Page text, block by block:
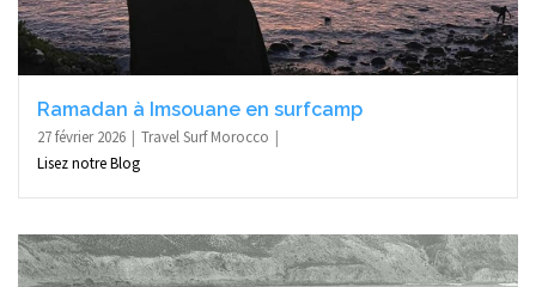
Ramadan à Imsouane en surfcamp
27 février 2026
Travel Surf Morocco
Lisez notre Blog